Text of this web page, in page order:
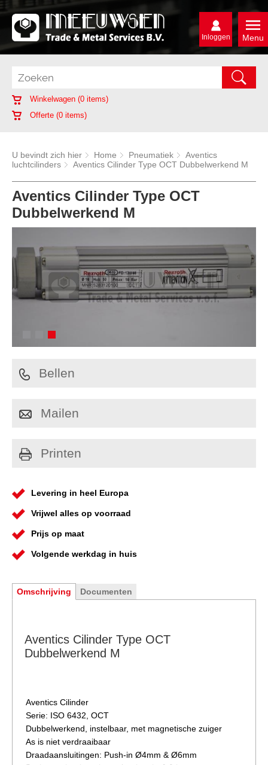
Menu
Inloggen
Winkelwagen (0 items)
Offerte (0 items)
U bevindt zich hier Home Pneumatiek
Aventics
luchtcilinders
Aventics Cilinder Type OCT Dubbelwerkend M
Aventics Cilinder Type OCT
Dubbelwerkend M
Bellen
Mailen
Printen
Levering in heel Europa
Vrijwel alles op voorraad
Prijs op maat
Volgende werkdag in huis
Omschrijving Documenten
Aventics Cilinder Type OCT
Dubbelwerkend M
Aventics Cilinder
Serie: ISO 6432, OCT
Dubbelwerkend, instelbaar, met magnetische zuiger
As is niet verdraaibaar
Draadaansluitingen: Push-in Ø4mm & Ø6mm